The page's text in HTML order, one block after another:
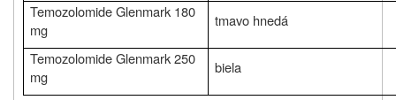
Temozolomide Glenmark 180
mg
tmavo hnedá
Temozolomide Glenmark250
mg
biela